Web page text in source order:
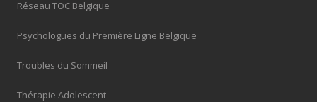
Réseau TOC Belgique
Psychologues du Première Ligne Belgique
Troubles du Sommeil
Thérapie Adolescent